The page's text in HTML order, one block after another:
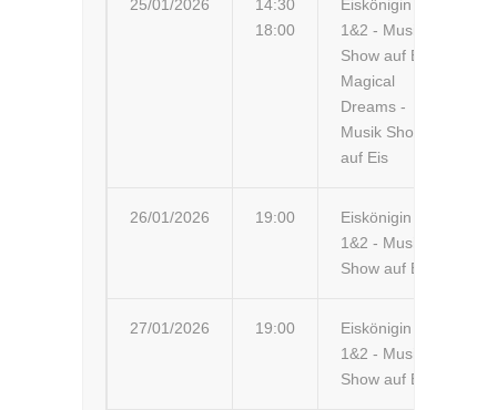
25/01/2026
14:30
18:00
Eiskönigin
1&2 - Musik-
Show auf Eis
Magical
Dreams -
Musik Show
auf Eis
26/01/2026 19:00
Eiskönigin
1&2 - Musik-
Show auf Eis
27/01/2026 19:00
Eiskönigin
1&2 - Musik-
Show auf Eis